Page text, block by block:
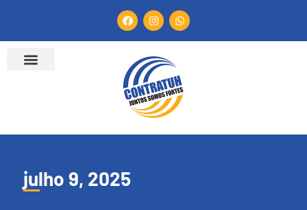
julho 9, 2025